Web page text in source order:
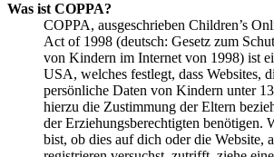
Was ist COPPA?
COPPA, ausgeschrieben Children’s
Act of 1998 (deutsch: Gesetz zum
von Kindern im Internet von 1998) ist
USA, welches festlegt, dass Websites,
persönliche Daten von Kindern unter
hierzu die Zustimmung der Eltern
der Erziehungsberechtigten benötigen.
bist, ob dies auf dich oder die Website,